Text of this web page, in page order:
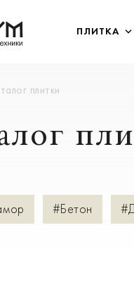
ПЛИТКА
плитки
#Бетон